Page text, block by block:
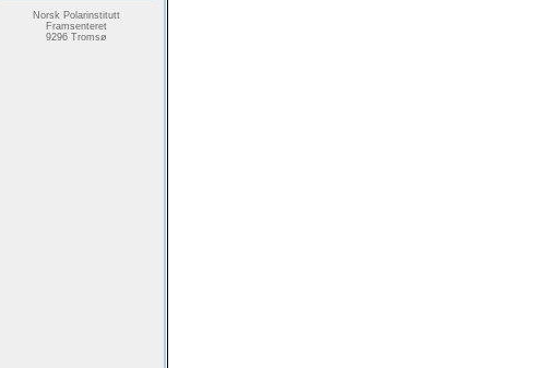
Norsk Polarinstitutt
Framsenteret
9296 Tromsø